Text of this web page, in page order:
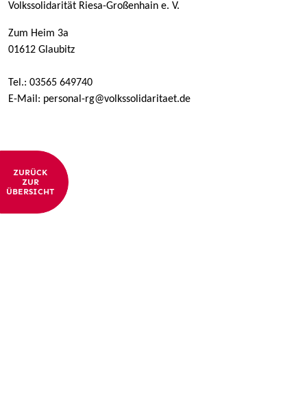
Volkssolidarität Riesa-Großenhain e. V.
Zum Heim 3a
01612 Glaubitz
Tel.: 03565 649740
E-Mail: personal-rg@volkssolidaritaet.de
ZURÜCK
ZUR
ÜBERSICHT